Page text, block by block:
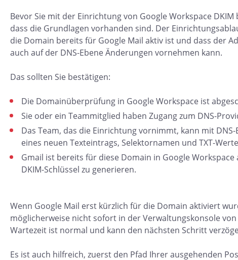
Bevor Sie mit der Einrichtung von Google Workspace
dass die Grundlagen vorhanden sind. Der
die Domain bereits für Google Mail aktiv ist und dass der
auch auf der DNS-Ebene Änderungen vornehmen kann.
Das sollten Sie bestätigen:
Die Domainüberprüfung in Google Workspace ist
Sie oder ein Teammitglied haben Zugang zum DNS-
Das Team, das die Einrichtung vornimmt, kann mit
eines neuen Texteintrags, Selektornamen und TXT-
Gmail ist bereits für diese Domain in Google
DKIM-Schlüssel zu generieren.
Wenn Google Mail erst kürzlich für die Domain aktiviert
möglicherweise nicht sofort in der Verwaltungskonsole von
Wartezeit ist normal und kann den nächsten Schritt
Es ist auch hilfreich, zuerst den Pfad Ihrer ausgehenden